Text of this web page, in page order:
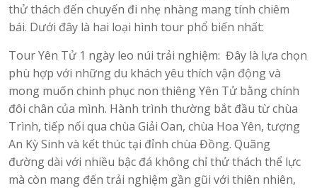
thử thách đến chuyến đi nhẹ nhàng mang tính chiêm
bái. Dưới đây là hai loại hình tour phổ biến nhất:
Tour Yên Tử 1 ngày leo núi trải nghiệm: Đây là lựa chọn
phù hợp với những du khách yêu thích vận động và
mong muốn chinh phục non thiêng Yên Tử bằng chính
đôi chân của mình. Hành trình thường bắt đầu từ chùa
Trình, tiếp nối qua chùa Giải Oan, chùa Hoa Yên, tượng
An Kỳ Sinh và kết thúc tại đỉnh chùa Đồng. Quãng
đường dài với nhiều bậc đá không chỉ thử thách thể lực
mà còn mang đến trải nghiệm gần gũi với thiên nhiên,